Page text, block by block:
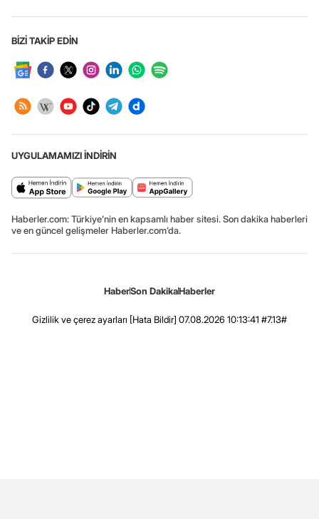
BİZİ TAKİP EDİN
UYGULAMAMIZI İNDİRİN
Haberler.com: Türkiye’nin en kapsamlı haber sitesi. Son dakika haberleri
ve en güncel gelişmeler Haberler.com’da.
HaberSon DakikaHaberler
Gizlilik ve çerez ayarları [Hata Bildir] 07.08.2026 10:13:41 #7.13#